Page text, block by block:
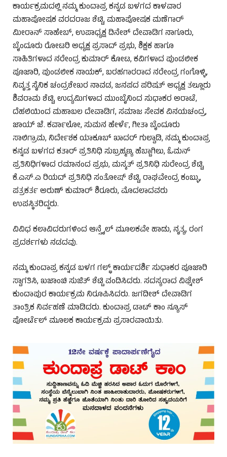
ಕಾರ್ಯಕ್ರಮದಲ್ಲಿ ನಮ್ಮ ಕುಂದಾಪ್ರ ಕನ್ನಡ ಬಳಗದ ಕಾಳವಾರ
ಮಹಾಪೋಷಕ ವರದರಾಜ ಶೆಟ್ಟಿ, ಮಹಾಪೋಷಕ ಮಣೆಗಾರ್
ಮೀರಾನ್ ಸಾಹೇಬ್, ಉಪಾಧ್ಯಕ್ಷ ದಿನೇಶ್ ದೇವಾಡಿಗ ನಾಗೂರು,
ಬೈಂದೂರು ರೋಟರಿ ಅಧ್ಯಕ್ಷ ಪ್ರಸಾದ್ ಪ್ರಭು, ಶಿಕ್ಷಕ ಹಾಗೂ
ಸಾಹಿತಿಗಳಾದ ನರೇಂದ್ರ ಕುಮಾರ್ ಕೋಟ, ಕವಿಗಳಾದ ಪುಂಡಲೀಕ
ಪೂಜಾರಿ, ಪುಂಡಲೀಕ ನಾಯಕ್, ಬರಹಗಾರರಾದ ನರೇಂದ್ರ ಗಂಗೊಳ್ಳಿ,
ನಿವೃತ್ತ ಸೈನಿಕ ಚಂದ್ರಶೇಖರ ನಾವಡ, ಜನಪದ ಪರಿಷತ್ ಅಧ್ಯಕ್ಷ ತಲ್ಲೂರು
ಶಿವರಾಮ ಶೆಟ್ಟಿ, ಉದ್ಯಮಿಗಳಾದ ಮುಂಬೈನಿಂದ ಸುಧಾಕರ ಅರಾಟೆ,
ದೆಹಲಿಯಿಂದ ಮಹಾಬಲ ದೇವಾಡಿಗ, ಸಮಾಜ ಸೇವಕ ವಿನಯಚಂದ್ರ,
ಜಾಯ್ ಜೆ. ಕರ್ವಾಲೋ, ಸುಮನ ಹೇರ್ಳೆ, ಗೀತಾ ಬೈಂದೂರು
ಸಾಲಿಗ್ರಾಮ, ನಿರ್ದೇಶಕ ಯಾಕೂಬ್ ಖಾದರ್ ಗುಲ್ವಾಡಿ, ನಮ್ಮ ಕುಂದಾಪ್ರ
ಕನ್ನಡ ಬಳಗದ ಕತಾರ್ ಪ್ರತಿನಿಧಿ ಸುಬ್ರಹ್ಮಣ್ಯ ಹೆಬ್ಬಾಗಿಲು, ಓಮನ್
ಪ್ರತಿನಿಧಿಗಳಾದ ರಮಾನಂದ ಪ್ರಭು, ಮಸ್ಕತ್ ಪ್ರತಿನಿಧಿ ಸುರೇಂದ್ರ ಶೆಟ್ಟಿ,
ಕೆ.ಎಸ್.ಎ ರಿಯದ್ ಪ್ರತಿನಿಧಿ ಸಂತೋಷ್ ಶೆಟ್ಟಿ, ರಾಘವೇಂದ್ರ ಕಂಬ್ಳು,
ಪತ್ರಕರ್ತ ಅರುಣ್ ಕುಮಾರ್ ಶಿರೂರು, ಮೊದಲಾದವರು
ಉಪಸ್ಥಿತರಿದ್ದರು.
ವಿವಿಧ ಕಲಾವಿದರುಗಳಿಂದ ಆನ್ಸೈಲ್ ಮೂಲಕವೇ ಹಾಡು, ನೃತ್ಯ, ರಂಗ
ಪ್ರದರ್ಶಗಳು ನಡದವು.
ನಮ್ಮ ಕುಂದಾಪ್ರ ಕನ್ನಡ ಬಳಗ ಗಲ್ಭ್ ಕಾರ್ಯದರ್ಶಿ ಸುಧಾಕರ ಪೂಜಾರಿ
ಸ್ವಾಗತಿಸಿ, ಖಜಾಂಚಿ ಸುಜಿತ್ ಶೆಟ್ಟಿ ವಂದಿಸಿದರು. ಸದಸ್ಯರಾದ ವಿಘ್ನೇಶ್
ಕುಂದಾಪುರ ಕಾರ್ಯಕ್ರಮ ನಿರೂಪಿಸಿದರು. ಜಗದೀಶ್ ದೇವಾಡಿಗ
ತಾಂತ್ರಿಕ ನಿರ್ವಹಣೆ ಮಾಡಿದರು. ಕುಂದಾಪ್ರ ಡಾಟ್ ಕಾಂ ನ್ಯೂಸ್
ಪೋರ್ಟೆಲ್ ಮೂಲಕ ಕಾರ್ಯಕ್ರಮ ಪ್ರಸಾರವಾಯಿತು.